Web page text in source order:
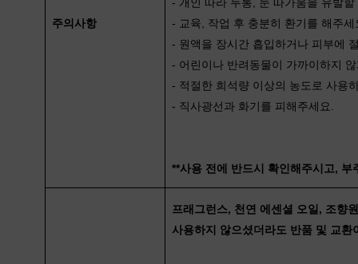
주의사항
- 개인 따라 두통, 눈 따가움을 유발
- 교육, 작업 후 충분히 환기를 해주세
- 원액을 장시간 흡입하거나 피부에
- 어린이나 반려동물이 가까이하지
- 적절한 희석량 이상의 농도로 사용
- 직사광선과 화기를 피해주세요.
**사용 전에 반드시 확인해주시고,
프래그런스, 천연 에센셜 오일, 조향
사용하지 않으셨더라도 반품 및 교환